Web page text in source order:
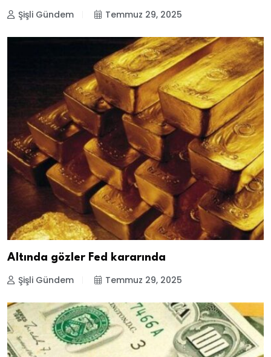
Şişli Gündem Temmuz 29, 2025
Altında gözler Fed kararında
Şişli Gündem Temmuz 29, 2025